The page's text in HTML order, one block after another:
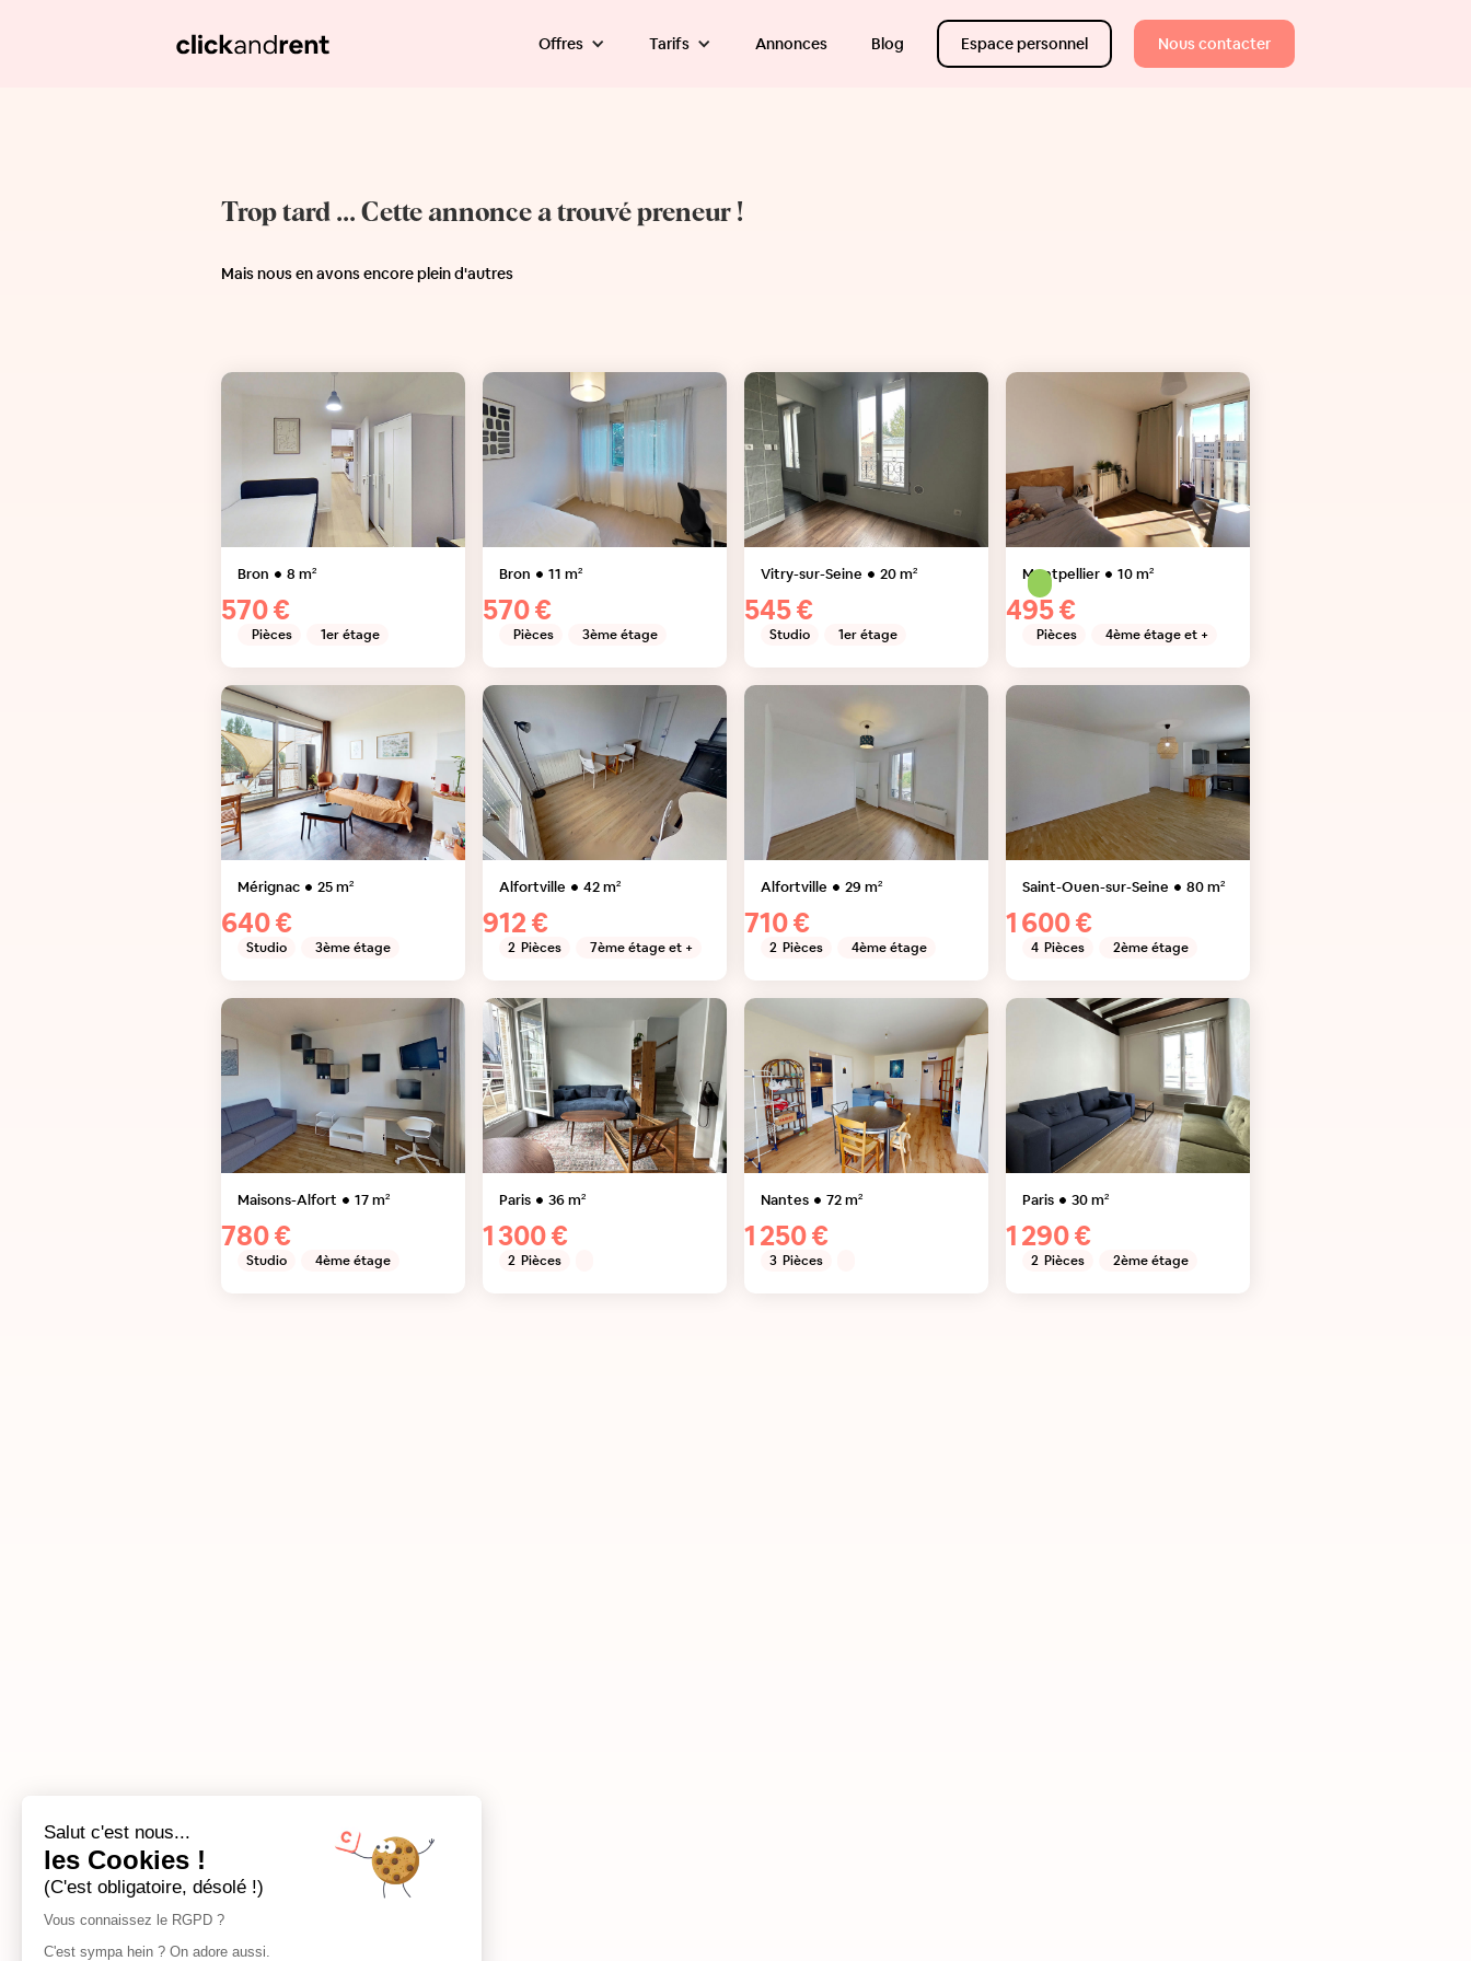
Offres Tarifs Annonces Blog Espace personnel Nous contacter
Trop tard ... Cette annonce a trouvé preneur !
Mais nous en avons encore plein d'autres
Bron 8 m²
570 €
Pièces 1er étage
Bron 11 m²
570 €
Pièces 3ème étage
Vitry-sur-Seine 20m²
545 €
Studio 1er étage
Montpellier 10m²
495 €
Pièces 4ème étage et +
Mérignac 25m²
640 €
Studio 3ème étage
Alfortville 42m²
912 €
2 Pièces 7ème étage et +
Alfortville 29 m²
710 €
2 Pièces 4ème étage
Saint-Ouen-sur-Seine 80m²
1 600 €
4 Pièces 2ème étage
Maisons-Alfort 17m²
780 €
Studio 4ème étage
Paris 36m²
1 300 €
2 Pièces
Nantes 72m²
1 250 €
3 Pièces
Paris 30m²
1 290 €
2 Pièces 2ème étage
Salut c'est nous...
les Cookies !
(C'est obligatoire, désolé !)
Vous connaissez le RGPD ?
C'est sympa hein ? On adore aussi.